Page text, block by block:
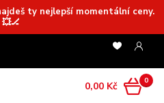
ty nejlepší momentální ceny.
💥🏒
0
0,00 Kč